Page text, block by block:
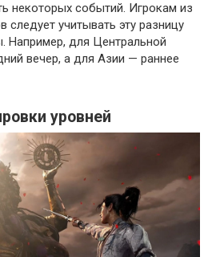
некоторых событий. Игрокам из
следует учитывать эту разницу
Например, для Центральной
вечер, а для Азии — раннее
уровней